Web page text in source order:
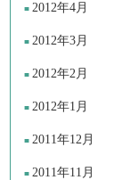
2012年4月
2012年3月
2012年2月
2012年1月
2011年12月
2011年11月